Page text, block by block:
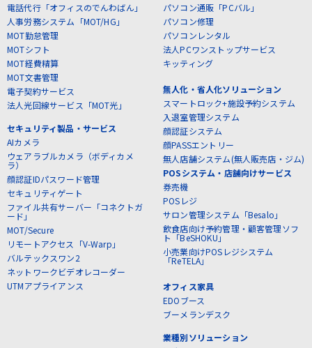
電話代行「オフィスのでんわばん」
人事労務システム「MOT/HG」
MOT勤怠管理
MOTシフト
MOT経費精算
MOT文書管理
電子契約サービス
法人光回線サービス「MOT光」
セキュリティ製品・サービス
AIカメラ
ウェアラブルカメラ（ボディカメ
ラ）
顔認証IDパスワード管理
セキュリティゲート
ファイル共有サーバー「コネクトガ
ード」
MOT/Secure
リモートアクセス「V-Warp」
バルテックスワン2
ネットワークビデオレコーダー
UTMアプライアンス
パソコン通販「PCバル」
パソコン修理
パソコンレンタル
法人PCワンストップサービス
キッティング
無人化・省人化ソリューション
スマートロック+施設予約システム
入退室管理システム
顔認証システム
顔PASSエントリー
無人店舗システム(無人販売店・ジム)
POSシステム・店舗向けサービス
券売機
POSレジ
サロン管理システム「Besalo」
飲食店向け予約管理・顧客管理ソフ
ト「BeSHOKU」
小売業向けPOSレジシステム
「ReTELA」
オフィス家具
EDOブース
ブーメランデスク
業種別ソリューション